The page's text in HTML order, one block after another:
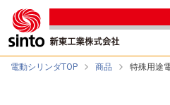
電動シリンダTOP 商品 特殊用途